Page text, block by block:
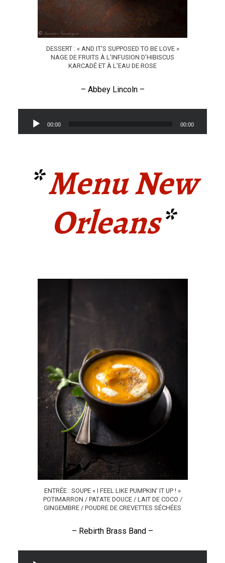
DESSERT : « AND IT’S SUPPOSED TO BE LOVE »
NAGE DE FRUITS À L’INFUSION D’HIBISCUS
KARCADÉ ET À L’EAU DE ROSE
– Abbey Lincoln –
audio
00:00 00:00
*Menu New
Orleans*
ENTRÉE : SOUPE « I FEEL LIKE PUMPKIN’ IT UP ! »
POTIMARRON / PATATE DOUCE / LAIT DE COCO /
GINGEMBRE / POUDRE DE CREVETTES SÉCHÉES
– Rebirth Brass Band –